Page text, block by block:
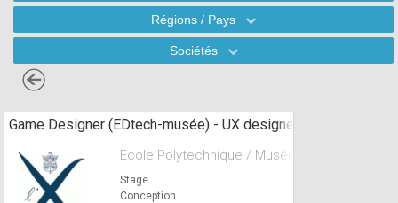
Régions / Pays
Sociétés
Stage
Game Designer (EDtech-musée) - UX designer
Ecole Polytechnique / Musée
Conception